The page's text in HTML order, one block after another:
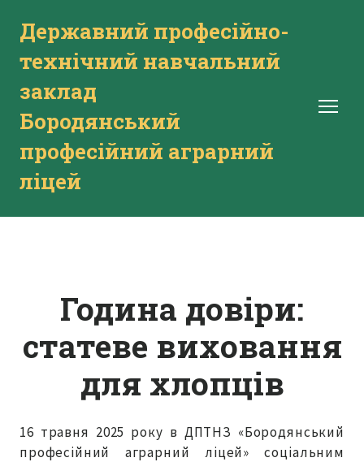
Державний професійно-
технічний навчальний
заклад
Бородянський
професійний аграрний
ліцей
Година довіри:
статеве виховання
для хлопців
16 травня 2025 року в ДПТНЗ «Бородянський
професійний аграрний ліцей» соціальним